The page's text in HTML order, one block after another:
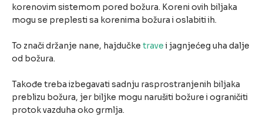
korenovim sistemom pored božura. Koreni ovih biljaka
mogu se preplesti sa korenima božura i oslabiti ih.
To znači držanje nane, hajdučke trave i jagnjećeg uha dalje
od božura.
Takođe treba izbegavati sadnju rasprostranjenih biljaka
preblizu božura, jer biljke mogu narušiti božure i ograničiti
protok vazduha oko grmlja.